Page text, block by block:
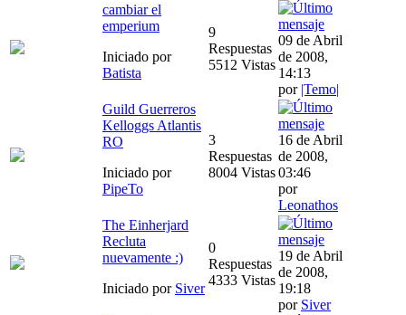
cambiar el
emperium
Iniciado por
Batista
9
Respuestas
5512 Vistas
09 de Abril
de 2008,
14:13
por |Temo|
Guild Guerreros
Kelloggs Atlantis
RO
Iniciado por
PipeTo
3
Respuestas
8004 Vistas
16 de Abril
de 2008,
03:46
por
Leonathos
The Einherjard
Recluta
nuevamente :)
Iniciado por Siver
0
Respuestas
4333 Vistas
19 de Abril
de 2008,
19:18
por Siver